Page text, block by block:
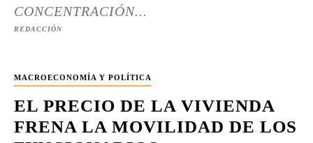
CONCENTRACIÓN...
REDACCIÓN
MACROECONOMÍA Y POLÍTICA
EL PRECIO DE LA VIVIENDA
FRENA LA MOVILIDAD DE LOS